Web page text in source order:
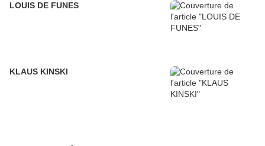
LOUIS DE FUNES
KLAUS KINSKI